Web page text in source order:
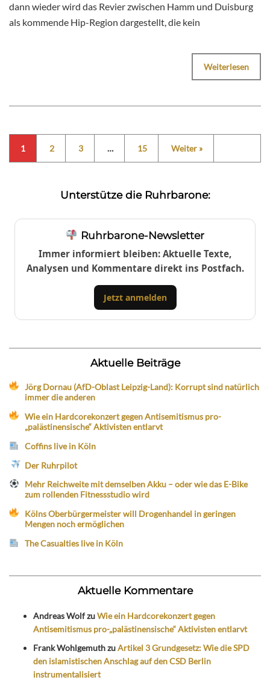
dann wieder wird das Revier zwischen Hamm und Duisburg
als kommende Hip-Region dargestellt, die kein
Weiterlesen
1 2 3 … 15 Weiter »
Unterstütze die Ruhrbarone:
Ruhrbarone-Newsletter
Immer informiert bleiben: Aktuelle Texte,
Analysen und Kommentare direkt ins Postfach.
Jetzt anmelden
Aktuelle Beiträge
Jörg Dornau (AfD-Oblast Leipzig-Land): Korrupt sind natürlich
immer die anderen
Wie ein Hardcorekonzert gegen Antisemitismus pro-
„palästinensische“ Aktivisten entlarvt
Coffins live in Köln
Der Ruhrpilot
Mehr Reichweite mit demselben Akku – oder wie das E-Bike
zum rollenden Fitnessstudio wird
Kölns Oberbürgermeister will Drogenhandel in geringen
Mengen noch ermöglichen
The Casualties live in Köln
Aktuelle Kommentare
Andreas WolfzuWie ein Hardcorekonzert gegen
Antisemitismus pro-„palästinensische“ Aktivisten entlarvt
Frank WohlgemuthzuArtikel 3 Grundgesetz: Wie die SPD
den islamistischen Anschlag auf den CSD Berlin
instrumentalisiert